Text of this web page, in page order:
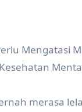
Mengatasi
merasa